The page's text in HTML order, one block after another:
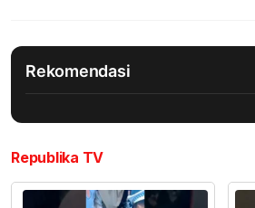
Rekomendasi
Republika TV